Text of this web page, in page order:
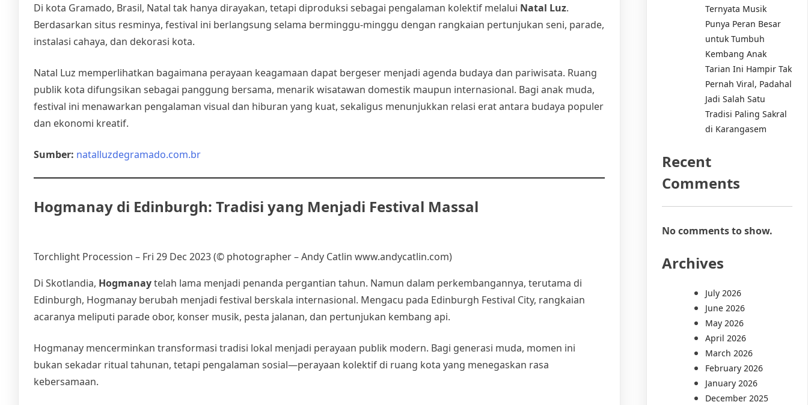
Di kota Gramado, Brasil, Natal tak hanya dirayakan, tetapi diproduksi sebagai pengalaman kolektif melalui Natal Luz.
Berdasarkan situs resminya, festival ini berlangsung selama berminggu-minggu dengan rangkaian pertunjukan seni, parade,
instalasi cahaya, dan dekorasi kota.
Natal Luz memperlihatkan bagaimana perayaan keagamaan dapat bergeser menjadi agenda budaya dan pariwisata. Ruang
publik kota difungsikan sebagai panggung bersama, menarik wisatawan domestik maupun internasional. Bagi anak muda,
festival ini menawarkan pengalaman visual dan hiburan yang kuat, sekaligus menunjukkan relasi erat antara budaya populer
dan ekonomi kreatif.
Sumber: natalluzdegramado.com.br
Hogmanay di Edinburgh: Tradisi yang Menjadi Festival Massal
Torchlight Procession – Fri 29 Dec 2023 (© photographer – Andy Catlin www.andycatlin.com)
Di Skotlandia, Hogmanaytelah lama menjadi penanda pergantian tahun. Namun dalam perkembangannya, terutama di
Edinburgh, Hogmanay berubah menjadi festival berskala internasional. Mengacu pada Edinburgh Festival City, rangkaian
acaranya meliputi parade obor, konser musik, pesta jalanan, dan pertunjukan kembang api.
Hogmanay mencerminkan transformasi tradisi lokal menjadi perayaan publik modern. Bagi generasi muda, momen ini
bukan sekadar ritual tahunan, tetapi pengalaman sosial—perayaan kolektif di ruang kota yang menegaskan rasa
kebersamaan.
Ternyata Musik
Punya Peran Besar
untuk Tumbuh
Kembang Anak
Tarian Ini Hampir Tak
Pernah Viral, Padahal
Jadi Salah Satu
Tradisi Paling Sakral
di Karangasem
Recent
Comments
No comments to show.
Archives
July 2026
June 2026
May 2026
April 2026
March 2026
February 2026
January 2026
December 2025